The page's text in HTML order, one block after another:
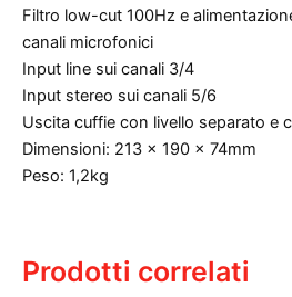
Filtro low-cut 100Hz e
canali microfonici
Input line sui canali 3/4
Input stereo sui canali 5/6
Uscita cuffie con livello separato e
Dimensioni: 213 x 190 x 74mm
Peso: 1,2kg
Prodotti correlati